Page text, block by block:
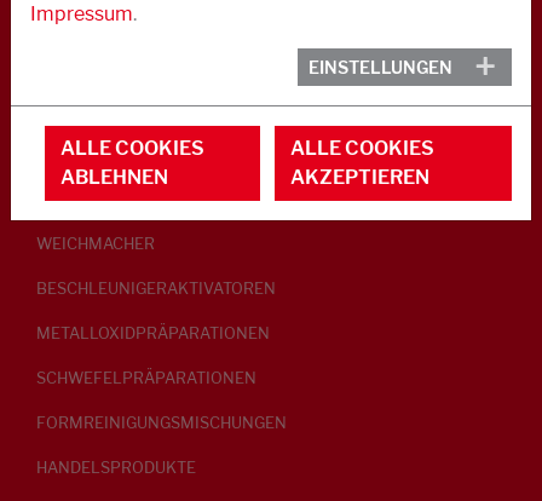
GLEITMITTEL
PEPTISATOREN
KLEBRIGMACHER / HOMOGENISATOREN
WEICHMACHER
BESCHLEUNIGERAKTIVATOREN
METALLOXIDPRÄPARATIONEN
SCHWEFELPRÄPARATIONEN
FORMREINIGUNGSMISCHUNGEN
HANDELSPRODUKTE
Impressum.
EINSTELLUNGEN
ALLE COOKIES
ABLEHNEN
ALLE COOKIES
AKZEPTIEREN